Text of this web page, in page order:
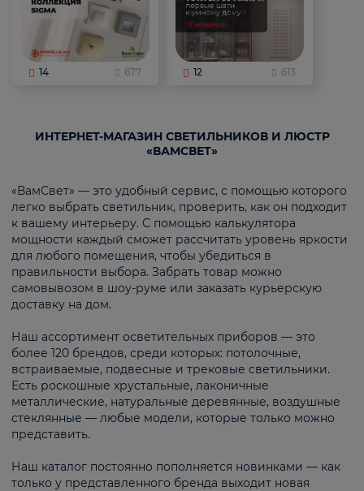
14 677 12 613
ИНТЕРНЕТ-МАГАЗИН СВЕТИЛЬНИКОВ И ЛЮСТР
«ВАМСВЕТ»
«ВамСвет» — это удобный сервис, с помощью которого
легко выбрать светильник, проверить, как он подходит
к вашему интерьеру. С помощью калькулятора
мощности каждый сможет рассчитать уровень яркости
для любого помещения, чтобы убедиться в
правильности выбора. Забрать товар можно
самовывозом в шоу-руме или заказать курьерскую
доставку на дом.
Наш ассортимент осветительных приборов — это
более 120 брендов, среди которых: потолочные,
встраиваемые, подвесные и трековые светильники.
Есть роскошные хрустальные, лаконичные
металлические, натуральные деревянные, воздушные
стеклянные — любые модели, которые только можно
представить.
Наш каталог постоянно пополняется новинками — как
только у представленного бренда выходит новая